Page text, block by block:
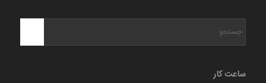
ساعت کار